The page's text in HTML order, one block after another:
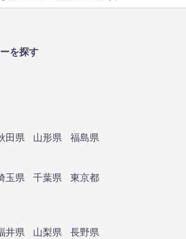
を探す
田県 山形県
福島県
玉県 千葉県
東京都
井県 山梨県
長野県